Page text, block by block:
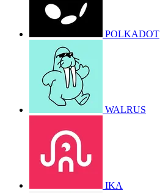
POLKADOT
WALRUS
IKA